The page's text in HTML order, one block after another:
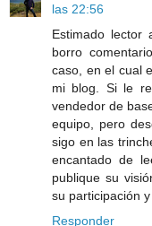
las 22:56
Estimado lector
borro
caso, en el cual
mi blog. Si le
vendedor de
equipo, pero
sigo en las
encantado de
publique su
su participación
Responder